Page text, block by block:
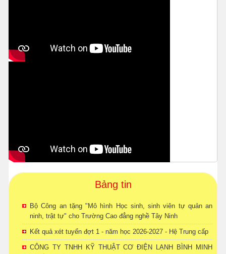
Bảng tin
Bộ Công an tặng "Mô hình Học sinh, sinh viên tự quản an
ninh, trật tự" cho Trường Cao đẳng nghề Tây Ninh
Kết quả xét tuyển đợt 1 - năm học 2026-2027 - Hệ Trung cấp
CÔNG TY TNHH KỸ THUẬT CƠ ĐIỆN LẠNH BÌNH MINH